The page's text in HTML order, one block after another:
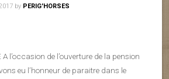
by PERIG'HORSES
A l’occasion de l’ouverture de la pension
eu l’honneur de paraitre dans le